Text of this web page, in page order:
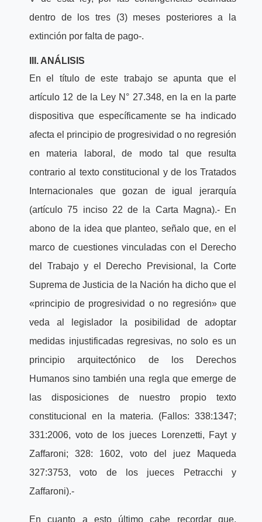
dentro de los tres (3) meses posteriores a la
extinción por falta de pago-.
III. ANÁLISIS
En el título de este trabajo se apunta que el
artículo 12 de la Ley N° 27.348, en la en la parte
dispositiva que específicamente se ha indicado
afecta el principio de progresividad o no regresión
en materia laboral, de modo tal que resulta
contrario al texto constitucional y de los Tratados
Internacionales que gozan de igual jerarquía
(artículo 75 inciso 22 de la Carta Magna).- En
abono de la idea que planteo, señalo que, en el
marco de cuestiones vinculadas con el Derecho
del Trabajo y el Derecho Previsional, la Corte
Suprema de Justicia de la Nación ha dicho que el
«principio de progresividad o no regresión» que
veda al legislador la posibilidad de adoptar
medidas injustificadas regresivas, no solo es un
principio arquitectónico de los Derechos
Humanos sino también una regla que emerge de
las disposiciones de nuestro propio texto
constitucional en la materia. (Fallos: 338:1347;
331:2006, voto de los jueces Lorenzetti, Fayt y
Zaffaroni; 328: 1602, voto del juez Maqueda
327:3753, voto de los jueces Petracchi y
Zaffaroni).-
En cuanto a esto último cabe recordar que,